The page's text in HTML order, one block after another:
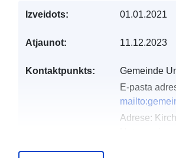
Izveidots: 01.01.2021
Atjaunot: 11.12.2023
Kontaktpunkts:
Gemeinde
E-pasta
Adrese: